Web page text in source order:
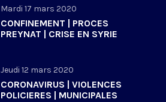
Mardi 17 mars 2020
CONFINEMENT | PROCES
PREYNAT | CRISE EN SYRIE
Jeudi 12 mars 2020
CORONAVIRUS | VIOLENCES
POLICIERES | MUNICIPALES